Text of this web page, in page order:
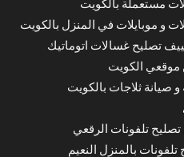
مستعملة بالكويت
و موبايلات في المنزل بالكويت
تصليح غسالات اتوماتيك
موقعي الكويت
صيانة ثلاجات بالكويت
تلفونات الرقعي
بالمنزل النعيم